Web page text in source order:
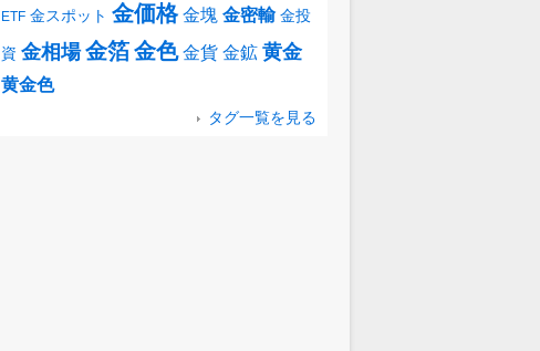
ETF 金スポット 金価格 金塊 金密輸 金投
資 金相場 金箔金色 金貨 金鉱 黄金
黄金色
タグ一覧を見る